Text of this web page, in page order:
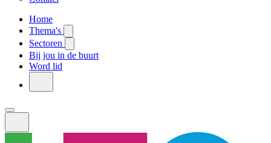
Home
Thema's
Sectoren
Bij jou in de buurt
Word lid